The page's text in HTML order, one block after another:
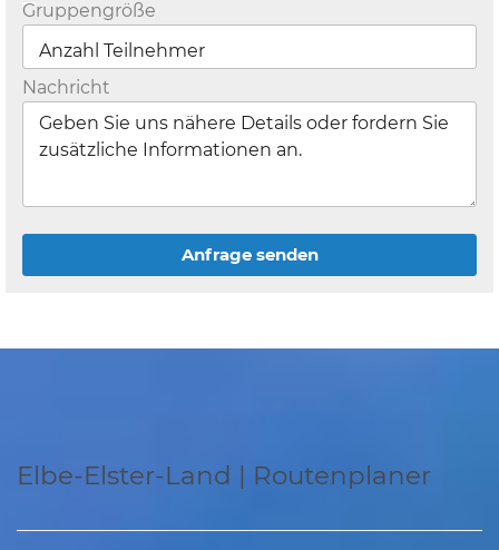
Gruppengröße
Nachricht
Anfrage senden
Elbe-Elster-Land | Routenplaner